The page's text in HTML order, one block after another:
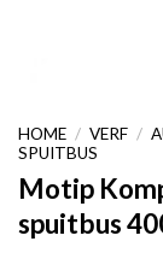
HOME / VERF /
SPUITBUS
Motip
spuitbus